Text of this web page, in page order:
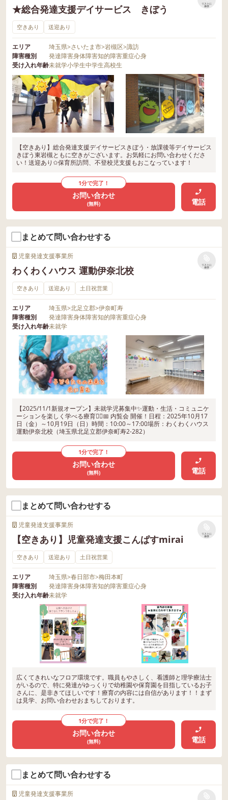
★総合発達支援デイサービス きぼう
リストに
保存
空きあり 送迎あり
エリア 埼玉県>さいたま市>岩槻区>諏訪
障害種別
発達障害身体障害知的障害重症心身
受け入れ年齢未就学小学生中学生高校生
【空きあり】総合発達支援デイサービスきぼう・放課後等デイサービス
きぼう東岩槻ともに空きがございます。お気軽にお問い合わせくださ
い！送迎あり✩保育所訪問、不登校児支援もおこなっています！
1分で完了！
お問い合わせ
(無料) 電話
まとめて問い合わせする
児童発達支援事業所
わくわくハウス 運動伊奈北校
リストに
保存
空きあり 送迎あり 土日祝営業
エリア 埼玉県>北足立郡>伊奈町寿
障害種別
発達障害身体障害知的障害重症心身
受け入れ年齢未就学
【2025/11/1新規オープン】未就学児募集中✨運動・生活・コミュニケ
ーションを楽しく学べる療育🏃‍♂️📅 内覧会 開催！日程：2025年10月17
日（金）～10月19日（日）時間：10:00～17:00場所：わくわくハウス
運動伊奈北校（埼玉県北足立郡伊奈町寿2-282）
1分で完了！
お問い合わせ
(無料) 電話
まとめて問い合わせする
児童発達支援事業所
【空きあり】児童発達支援こんぱすmirai
リストに
保存
空きあり 送迎あり 土日祝営業
エリア 埼玉県>春日部市>梅田本町
障害種別
発達障害身体障害知的障害重症心身
受け入れ年齢未就学
広くてきれいなフロア環境です。職員もやさしく、看護師と理学療法士
がいるので、特に発達がゆっくりで幼稚園や保育園を目指しているお子
さんに、是非きてほしいです！療育の内容には自信があります！！まず
は見学、お問い合わせおまちしております。
1分で完了！
お問い合わせ
(無料) 電話
まとめて問い合わせする
児童発達支援事業所